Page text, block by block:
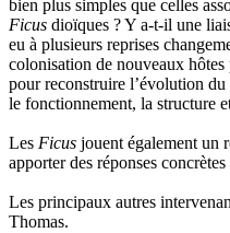
bien plus simples que celles
Ficus dioïques ? Y a-t-il une
eu à plusieurs reprises
colonisation de nouveaux hôtes
pour reconstruire l’évolution du
le fonctionnement, la structure
Les Ficus jouent également un
apporter des réponses
Les principaux autres
Thomas.